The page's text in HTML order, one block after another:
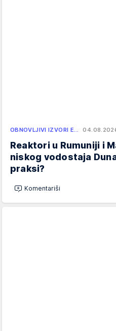
OBNOVLJIVI IZVORI E…
Reaktori u Rumuniji i
niskog vodostaja
praksi?
Komentariši